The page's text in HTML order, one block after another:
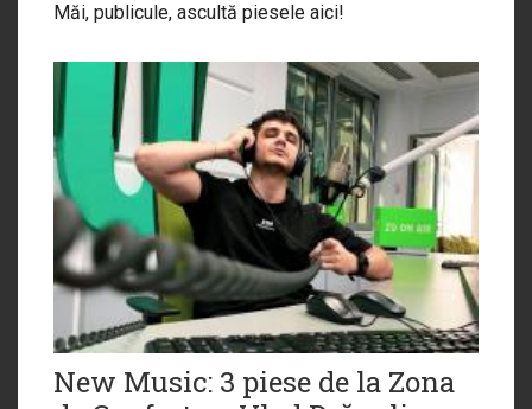
Măi, publicule, ascultă piesele aici!
New Music: 3 piese de la Zona